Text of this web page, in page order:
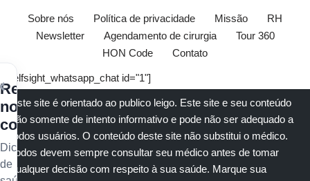
Sobre nós Política de privacidade Missão
RH
Newsletter
Agendamento de cirurgia
Tour 360
HON Code
Contato
[elfsight_whatsapp_chat id="1"]
Este site é orientado ao publico leigo. Este site e seu conteúdo
são somente de intento informativo e pode não ser adequado a
todos usuários. O conteúdo deste site não substitui o médico.
Todos devem sempre consultar seu médico antes de tomar
qualquer decisão com respeito à sua saúde. Marque sua
Receba
nossos
conteúdos
Dicas
de